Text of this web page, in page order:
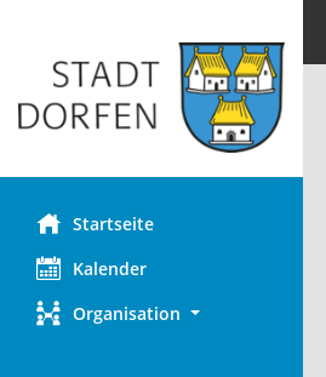
Startseite
Kalender
Organisation